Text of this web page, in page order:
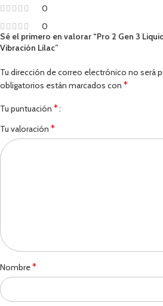
0
0
Sé el primero en valorar “Pro 2 Gen 3
Vibración Lilac”
Tu dirección de correo electrónico no será
obligatorios están marcados con *
Tu puntuación *
Tu valoración *
Nombre*